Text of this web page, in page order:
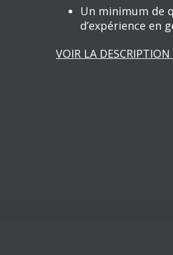
Un minimum de
d’expérience en
VOIR LA